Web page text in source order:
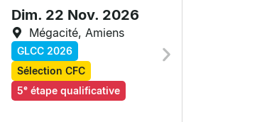
Dim. 22 Nov. 2026
Mégacité, Amiens
GLCC 2026
Sélection CFC
5ᵉ étape qualificative